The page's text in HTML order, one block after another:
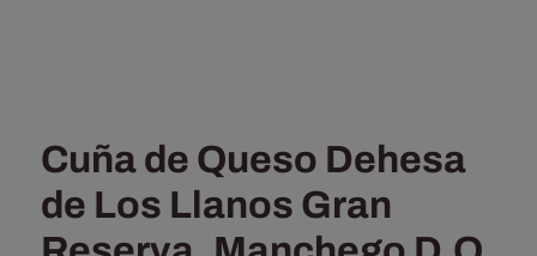
Cuña de Queso Dehesa
de Los Llanos Gran